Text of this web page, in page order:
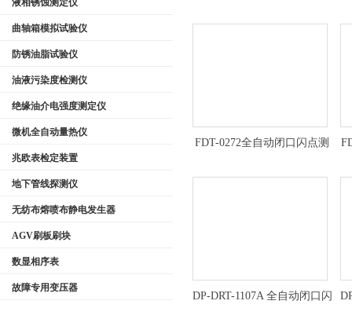
液相锈蚀测定仪
曲轴箱模拟试验仪
防锈油脂试验仪
油液污染度检测仪
绝缘油介电强度测定仪
微机全自动量热仪
兆欧表检定装置
地下管线探测仪
无纺布熔喷布静电发生器
AGV刷板刷块
数显相序表
故障专用变压器
FDT-0272全自动闭口闪点测
DP-DRT-1107A 全自动闭口闪